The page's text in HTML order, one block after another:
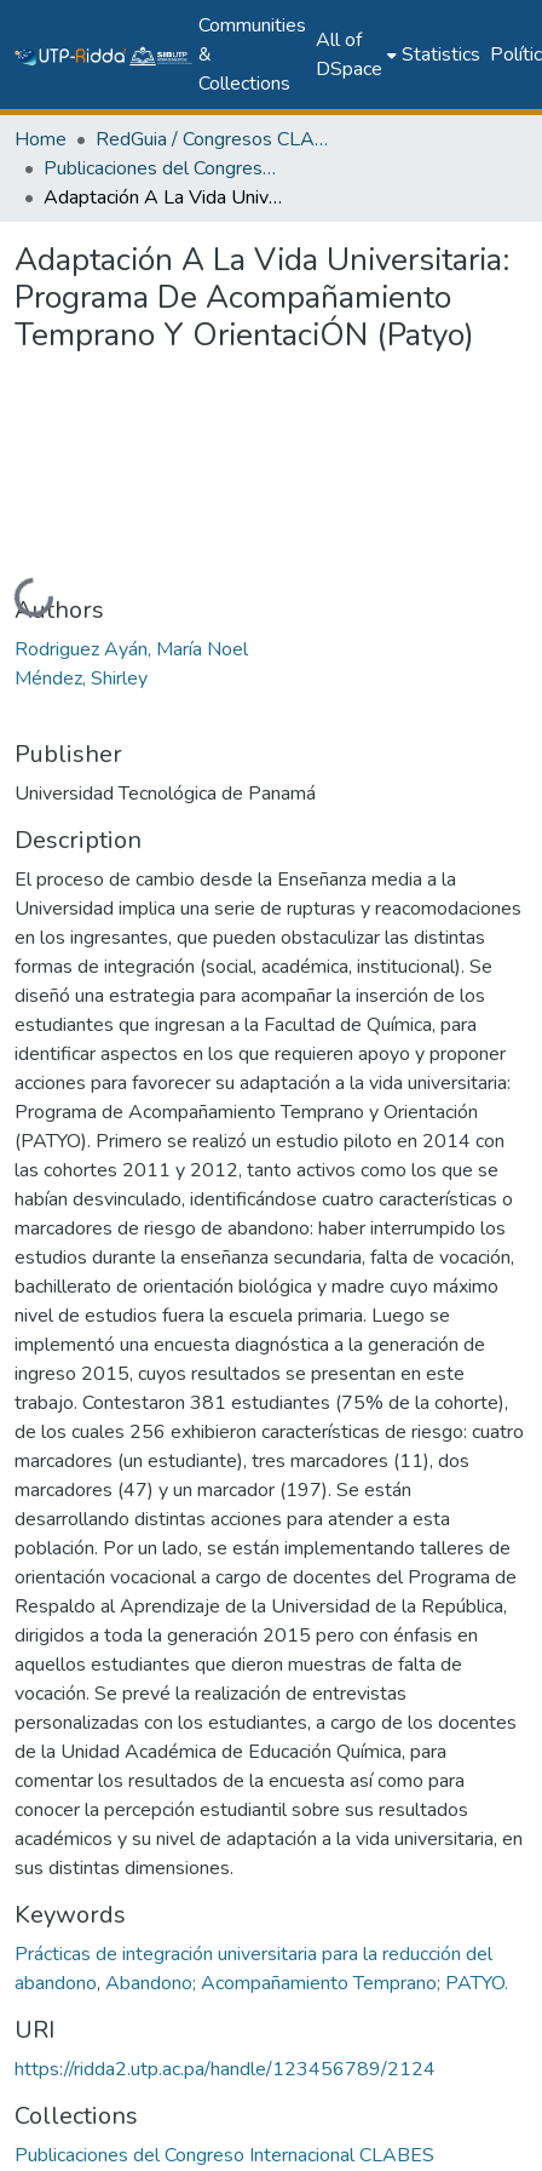
Communities
&
Collections
All of
DSpace
Statistics
Home
RedGuia / Congresos CLABES
Publicaciones del Congreso Internacional CLABES
Adaptación A La Vida Universitaria: Programa De Acompañamiento Temprano Y OrientaciÓN (Patyo)
Adaptación A La Vida Universitaria:
Programa De Acompañamiento
Temprano Y OrientaciÓN (Patyo)
Loading...
Authors
Rodriguez Ayán, María Noel
Méndez, Shirley
Publisher
Universidad Tecnológica de Panamá
Description
El proceso de cambio desde la Enseñanza media a la
Universidad implica una serie de rupturas y reacomodaciones
en los ingresantes, que pueden obstaculizar las distintas
formas de integración (social, académica, institucional). Se
diseñó una estrategia para acompañar la inserción de los
estudiantes que ingresan a la Facultad de Química, para
identificar aspectos en los que requieren apoyo y proponer
acciones para favorecer su adaptación a la vida universitaria:
Programa de Acompañamiento Temprano y Orientación
(PATYO). Primero se realizó un estudio piloto en 2014 con
las cohortes 2011 y 2012, tanto activos como los que se
habían desvinculado, identificándose cuatro características o
marcadores de riesgo de abandono: haber interrumpido los
estudios durante la enseñanza secundaria, falta de vocación,
bachillerato de orientación biológica y madre cuyo máximo
nivel de estudios fuera la escuela primaria. Luego se
implementó una encuesta diagnóstica a la generación de
ingreso 2015, cuyos resultados se presentan en este
trabajo. Contestaron 381 estudiantes (75% de la cohorte),
de los cuales 256 exhibieron características de riesgo: cuatro
marcadores (un estudiante), tres marcadores (11), dos
marcadores (47) y un marcador (197). Se están
desarrollando distintas acciones para atender a esta
población. Por un lado, se están implementando talleres de
orientación vocacional a cargo de docentes del Programa de
Respaldo al Aprendizaje de la Universidad de la República,
dirigidos a toda la generación 2015 pero con énfasis en
aquellos estudiantes que dieron muestras de falta de
vocación. Se prevé la realización de entrevistas
personalizadas con los estudiantes, a cargo de los docentes
de la Unidad Académica de Educación Química, para
comentar los resultados de la encuesta así como para
conocer la percepción estudiantil sobre sus resultados
académicos y su nivel de adaptación a la vida universitaria, en
sus distintas dimensiones.
Keywords
Prácticas de integración universitaria para la reducción del
abandono, Abandono; Acompañamiento Temprano; PATYO.
URI
https://ridda2.utp.ac.pa/handle/123456789/2124
Collections
Publicaciones del Congreso Internacional CLABES